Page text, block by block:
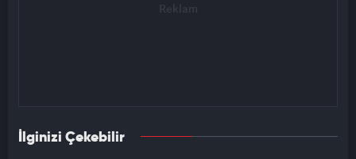
İlginizi Çekebilir